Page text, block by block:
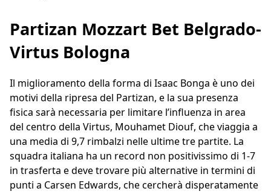
Partizan Mozzart Bet Belgrado-
Virtus Bologna
Il miglioramento della forma di Isaac Bonga è uno dei
motivi della ripresa del Partizan, e la sua presenza
fisica sarà necessaria per limitare l’influenza in area
del centro della Virtus, Mouhamet Diouf, che viaggia a
una media di 9,7 rimbalzi nelle ultime tre partite. La
squadra italiana ha un record non positivissimo di 1-7
in trasferta e deve trovare più alternative in termini di
punti a Carsen Edwards, che cercherà disperatamente